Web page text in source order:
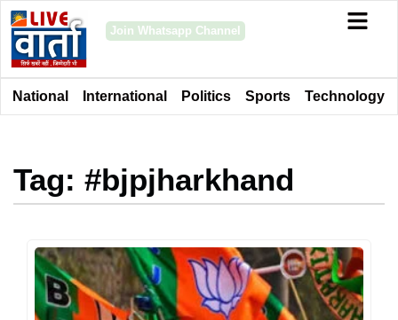
Join Whatsapp Channel
National International Politics Sports Technology
Tag: #bjpjharkhand